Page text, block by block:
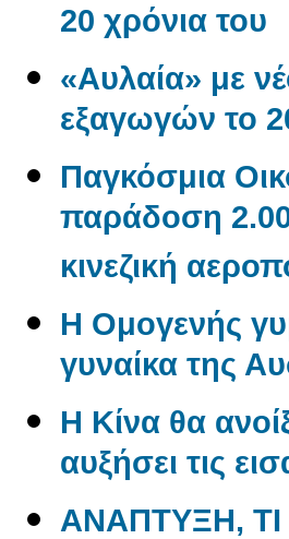
20 χρόνια του
«Αυλαία» με
εξαγωγών το
Παγκόσμια
παράδοση
κινεζική
Η Ομογενής
γυναίκα της
Η Κίνα θα
αυξήσει τις
ΑΝΑΠΤΥΞΗ, ΤΙ